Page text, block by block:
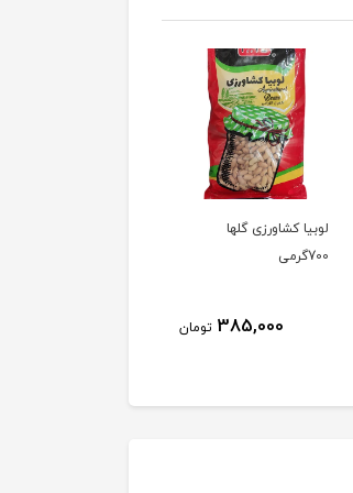
لوبیا کشاورزی گلها
700گرمی
385,000 تومان